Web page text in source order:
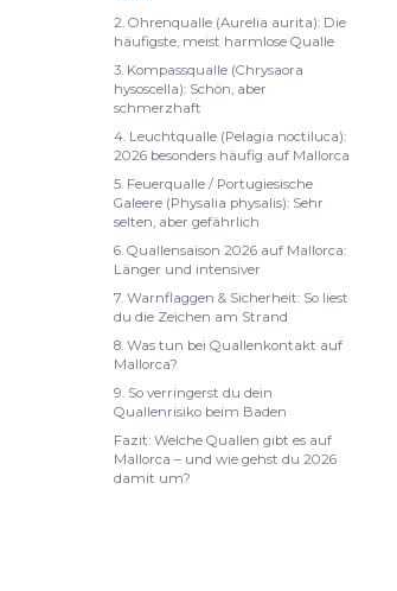
2. Ohrenqualle (Aurelia aurita): Die
häufigste, meist harmlose Qualle
3. Kompassqualle (Chrysaora
hysoscella): Schön, aber
schmerzhaft
4. Leuchtqualle (Pelagia noctiluca):
2026 besonders häufig auf Mallorca
5. Feuerqualle / Portugiesische
Galeere (Physalia physalis): Sehr
selten, aber gefährlich
6. Quallensaison 2026 auf Mallorca:
Länger und intensiver
7. Warnflaggen & Sicherheit: So liest
du die Zeichen am Strand
8. Was tun bei Quallenkontakt auf
Mallorca?
9. So verringerst du dein
Quallenrisiko beim Baden
Fazit: Welche Quallen gibt es auf
Mallorca – und wie gehst du 2026
damit um?